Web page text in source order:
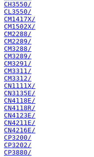
CH3550/
CL3550/
CM1417X/
CM1502X/
CM2288/
CM2289/
CM3288/
CM3289/
CM3291/
CM3311/
CM3312/
CN1111X/
CN3135E/
CN4118E/
CN4118R/
CN4123E/
CN4211E/
CN4216E/
CP3200/
CP3202/
CP3880/